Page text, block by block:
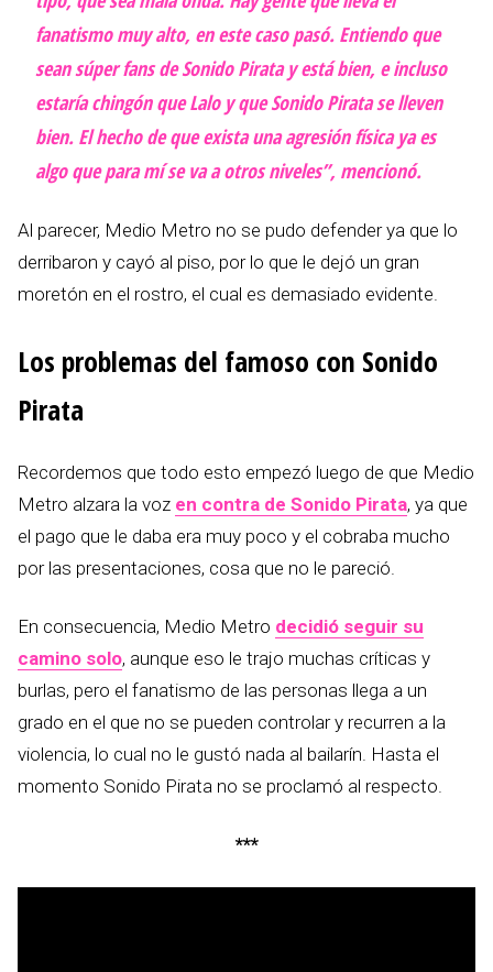
fanatismo muy alto, en este caso pasó. Entiendo que
sean súper fans de Sonido Pirata y está bien, e incluso
estaría chingón que Lalo y que Sonido Pirata se lleven
bien. El hecho de que exista una agresión física ya es
algo que para mí se va a otros niveles”, mencionó.
Al parecer, Medio Metro no se pudo defender ya que lo
derribaron y cayó al piso, por lo que le dejó un gran
moretón en el rostro, el cual es demasiado evidente.
Los problemas del famoso con Sonido
Pirata
Recordemos que todo esto empezó luego de que Medio
Metro alzara la voz en contra de Sonido Pirata, ya que
el pago que le daba era muy poco y el cobraba mucho
por las presentaciones, cosa que no le pareció.
En consecuencia, Medio Metro decidió seguir su
camino solo, aunque eso le trajo muchas críticas y
burlas, pero el fanatismo de las personas llega a un
grado en el que no se pueden controlar y recurren a la
violencia, lo cual no le gustó nada al bailarín. Hasta el
momento Sonido Pirata no se proclamó al respecto.
***